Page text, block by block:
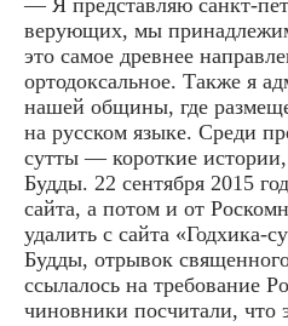
верующих, мы
это самое древнее
ортодоксальное. Также я
нашей общины, где
на русском языке. Среди
сутты — короткие
Будды. 22 сентября 2015
сайта, а потом и от
удалить с сайта «Годхика-
Будды, отрывок
ссылалось на требование
чиновники посчитали, что